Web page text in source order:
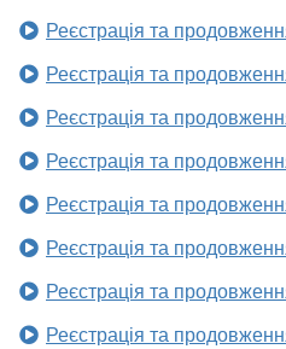
Реєстрація та
Реєстрація та
Реєстрація та
Реєстрація та
Реєстрація та
Реєстрація та
Реєстрація та
Реєстрація та